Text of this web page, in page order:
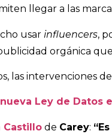
llegar a las
usar influencers,
orgánica
las intervenciones
Ley de Datos
Castillo de Carey: